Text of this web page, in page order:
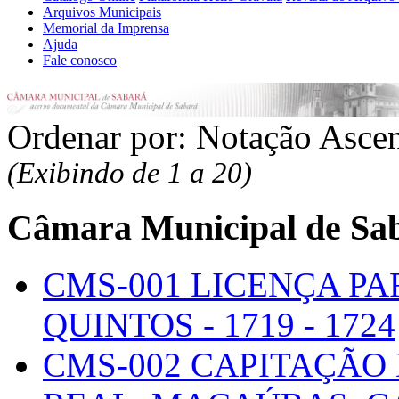
Arquivos Municipais
Memorial da Imprensa
Ajuda
Fale conosco
Ordenar por: Notação
(Exibindo de 1 a 20)
Câmara Municipal de
CMS-001 LICENÇA
QUINTOS - 1719 - 1724
CMS-002